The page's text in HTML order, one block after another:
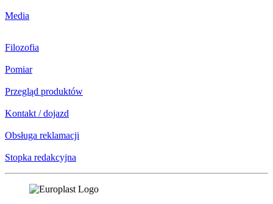
Media
Filozofia
Pomiar
Przegląd produktów
Kontakt / dojazd
Obsługa reklamacji
Stopka redakcyjna